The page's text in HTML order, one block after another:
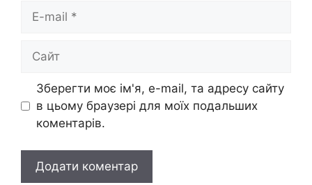
Сайт
Зберегти моє ім'я, e-mail, та адресу сайту
в цьому браузері для моїх подальших
коментарів.